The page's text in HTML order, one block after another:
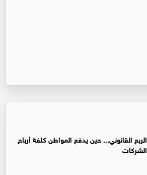
الربع القانوني... حين يدفع المواطن كلفة أرباح
الشركات